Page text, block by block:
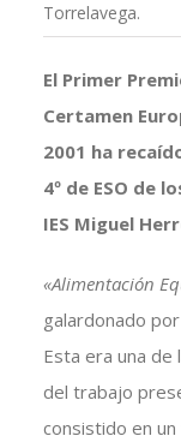
Torrelavega.
El Primer
Certamen
2001 ha
4º de ESO de
IES Miguel
«Alimentación
galardonado
Esta era una
del trabajo
consistido en un